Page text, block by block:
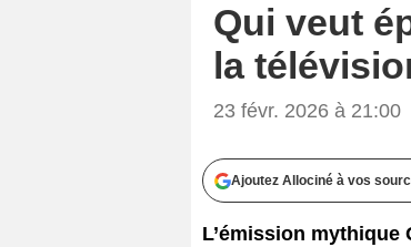
Qui veut
la
23 févr. 2026 à 21:00
Ajoutez Allociné à vos
L’émission